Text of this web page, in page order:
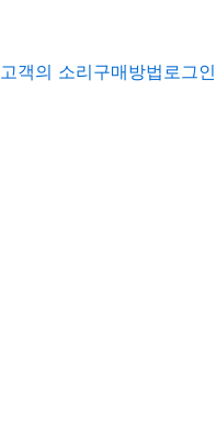
고객의 소리구매방법로그인